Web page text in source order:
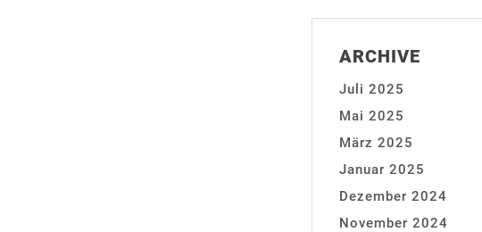
ARCHIVE
Juli 2025
Mai 2025
März 2025
Januar 2025
Dezember 2024
November 2024